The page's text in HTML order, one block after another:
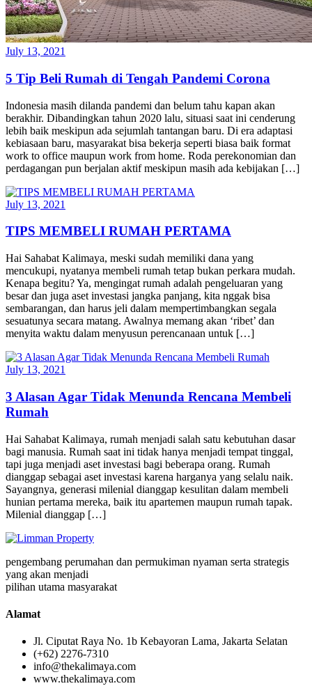
July 13, 2021
5 Tip Beli Rumah di Tengah Pandemi Corona
Indonesia masih dilanda pandemi dan belum tahu kapan akan
berakhir. Dibandingkan tahun 2020 lalu, situasi saat ini cenderung
lebih baik meskipun ada sejumlah tantangan baru. Di era adaptasi
kebiasaan baru, masyarakat bisa bekerja seperti biasa baik format
work to office maupun work from home. Roda perekonomian dan
perdagangan pun berjalan aktif meskipun masih ada kebijakan […]
July 13, 2021
TIPS MEMBELI RUMAH PERTAMA
Hai Sahabat Kalimaya, meski sudah memiliki dana yang
mencukupi, nyatanya membeli rumah tetap bukan perkara mudah.
Kenapa begitu? Ya, mengingat rumah adalah pengeluaran yang
besar dan juga aset investasi jangka panjang, kita nggak bisa
sembarangan, dan harus jeli dalam mempertimbangkan segala
sesuatunya secara matang. Awalnya memang akan ‘ribet’ dan
menyita waktu dalam menyusun perencanaan untuk […]
July 13, 2021
3 Alasan Agar Tidak Menunda Rencana Membeli
Rumah
Hai Sahabat Kalimaya, rumah menjadi salah satu kebutuhan dasar
bagi manusia. Rumah saat ini tidak hanya menjadi tempat tinggal,
tapi juga menjadi aset investasi bagi beberapa orang. Rumah
dianggap sebagai aset investasi karena harganya yang selalu naik.
Sayangnya, generasi milenial dianggap kesulitan dalam membeli
hunian pertama mereka, baik itu apartemen maupun rumah tapak.
Milenial dianggap […]
pengembang perumahan dan permukiman nyaman serta strategis
yang akan menjadi
pilihan utama masyarakat
Alamat
Jl. Ciputat Raya No. 1b Kebayoran Lama, Jakarta Selatan
(+62) 2276-7310
info@thekalimaya.com
www.thekalimaya.com